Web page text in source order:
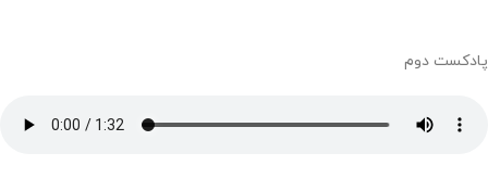
پادکست دوم